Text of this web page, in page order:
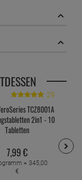
29
TCZ8001A
2in1 - 10
Tabletten
7,99€
= 345, 00
€